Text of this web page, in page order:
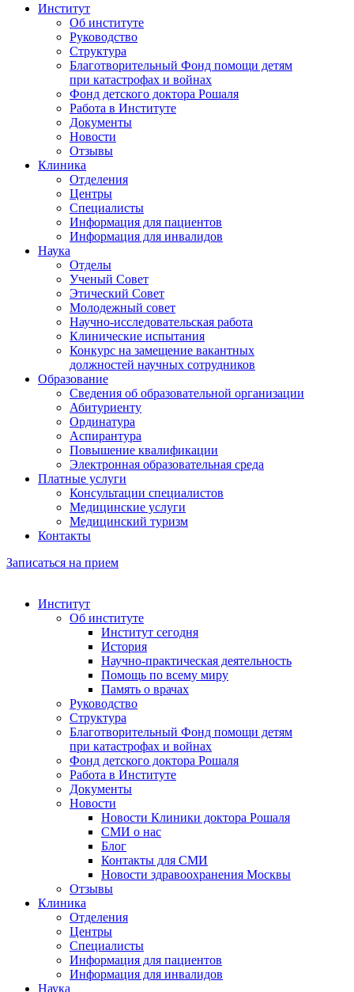
Институт
Об институте
Руководство
Структура
Благотворительный Фонд помощи детям
при катастрофах и войнах
Фонд детского доктора Рошаля
Работа в Институте
Документы
Новости
Отзывы
Клиника
Отделения
Центры
Специалисты
Информация для пациентов
Информация для инвалидов
Наука
Отделы
Ученый Совет
Этический Совет
Молодежный совет
Научно-исследовательская работа
Клинические испытания
Конкурс на замещение вакантных
должностей научных сотрудников
Образование
Сведения об образовательной организации
Абитуриенту
Ординатура
Аспирантура
Повышение квалификации
Электронная образовательная среда
Платные услуги
Консультации специалистов
Медицинские услуги
Медицинский туризм
Контакты
Записаться на прием
Институт
Об институте
Институт сегодня
История
Научно-практическая деятельность
Помощь по всему миру
Память о врачах
Руководство
Структура
Благотворительный Фонд помощи детям
при катастрофах и войнах
Фонд детского доктора Рошаля
Работа в Институте
Документы
Новости
Новости Клиники доктора Рошаля
СМИ о нас
Блог
Контакты для СМИ
Новости здравоохранения Москвы
Отзывы
Клиника
Отделения
Центры
Специалисты
Информация для пациентов
Информация для инвалидов
Наука